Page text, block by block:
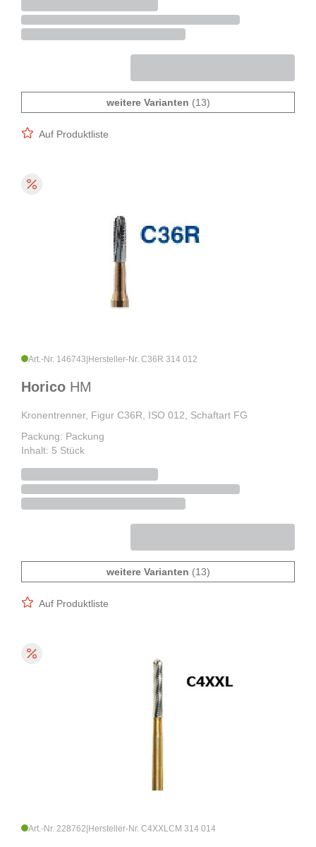
weitere Varianten (13)
Auf Produktliste
Art.-Nr. 146743 Hersteller-Nr. C36R 314 012
Horico HM
Kronentrenner, Figur C36R, ISO 012, Schaftart FG
Packung: Packung
Inhalt: 5 Stück
weitere Varianten (13)
Auf Produktliste
Art.-Nr. 228762 Hersteller-Nr. C4XXLCM 314 014